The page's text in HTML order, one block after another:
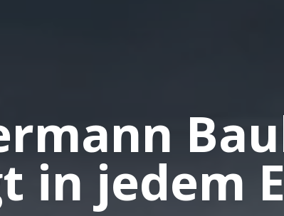
in jedem